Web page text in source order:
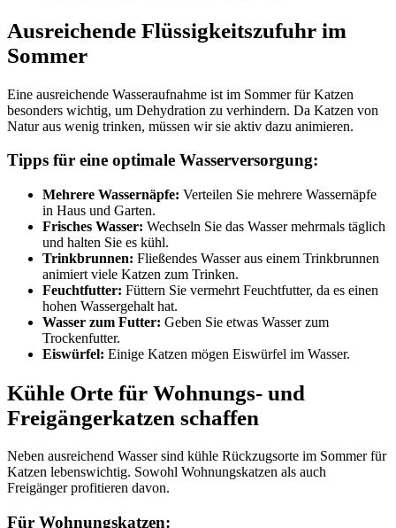
Ausreichende Flüssigkeitszufuhr im
Sommer
Eine ausreichende Wasseraufnahme ist im Sommer für Katzen
besonders wichtig, um Dehydration zu verhindern. Da Katzen von
Natur aus wenig trinken, müssen wir sie aktiv dazu animieren.
Tipps für eine optimale Wasserversorgung:
Mehrere Wassernäpfe: Verteilen Sie mehrere Wassernäpfe
in Haus und Garten.
Frisches Wasser: Wechseln Sie das Wasser mehrmals täglich
und halten Sie es kühl.
Trinkbrunnen: Fließendes Wasser aus einem Trinkbrunnen
animiert viele Katzen zum Trinken.
Feuchtfutter: Füttern Sie vermehrt Feuchtfutter, da es einen
hohen Wassergehalt hat.
Wasser zum Futter: Geben Sie etwas Wasser zum
Trockenfutter.
Eiswürfel: Einige Katzen mögen Eiswürfel im Wasser.
Kühle Orte für Wohnungs- und
Freigängerkatzen schaffen
Neben ausreichend Wasser sind kühle Rückzugsorte im Sommer für
Katzen lebenswichtig. Sowohl Wohnungskatzen als auch
Freigänger profitieren davon.
Für Wohnungskatzen: